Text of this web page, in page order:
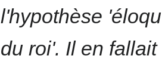
l'hypothèse
du roi'. Il en